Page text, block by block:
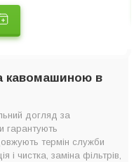
кавомашиною в
догляд за
гарантують
термін служби
чистка, заміна фільтрів,